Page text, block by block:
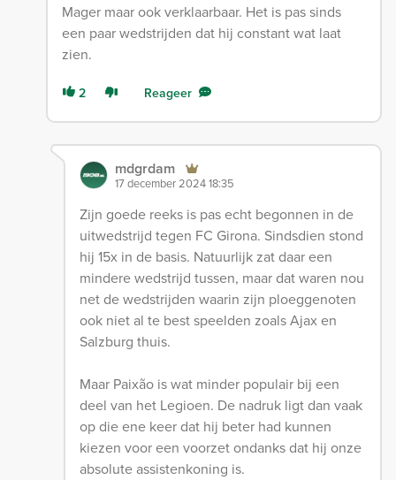
Mager maar ook verklaarbaar. Het is pas sinds
een paar wedstrijden dat hij constant wat laat
zien.
2 Reageer
mdgrdam
17 december 2024 18:35
Zijn goede reeks is pas echt begonnen in de
uitwedstrijd tegen FC Girona. Sindsdien stond
hij 15x in de basis. Natuurlijk zat daar een
mindere wedstrijd tussen, maar dat waren nou
net de wedstrijden waarin zijn ploeggenoten
ook niet al te best speelden zoals Ajax en
Salzburg thuis.
Maar Paixão is wat minder populair bij een
deel van het Legioen. De nadruk ligt dan vaak
op die ene keer dat hij beter had kunnen
kiezen voor een voorzet ondanks dat hij onze
absolute assistenkoning is.